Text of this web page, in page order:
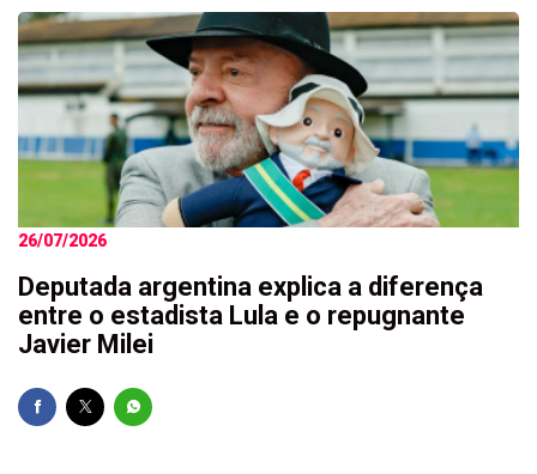
26/07/2026
Deputada argentina explica a diferença
entre o estadista Lula e o repugnante
Javier Milei